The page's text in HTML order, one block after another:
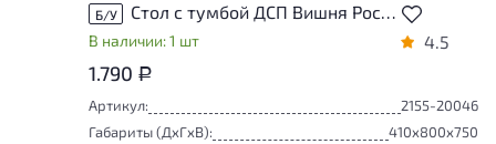
Б/У Стол с тумбой ДСП Вишня Россия
В наличии: 1 шт 4.5
1.790 Р
Артикул:
2155-20046
Габариты (ДxГxВ):
410x800x750